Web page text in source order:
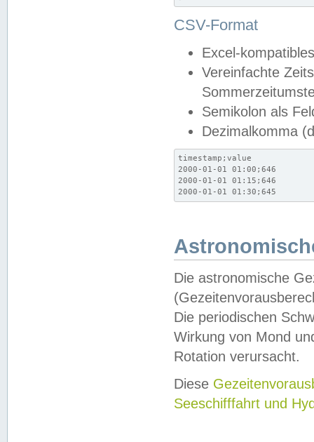
CSV-Format
Excel-
Vereinfachte
Semikolon als
Dezimalkomma
timestamp;value
2000-01-01 01:00;646
2000-01-01 01:15;646
2000-01-01 01:30;645
Die astronomische
Die periodischen
Wirkung von Mond
Rotation verursacht.
Diese
Seeschifffahrt und